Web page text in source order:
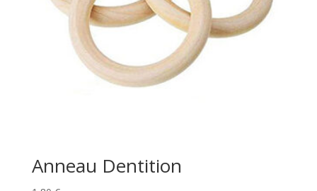
Anneau Dentition